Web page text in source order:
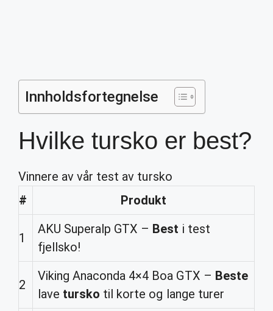
Innholdsfortegnelse
Hvilke tursko er best?
Vinnere av vår test av tursko
#
Produkt
1
AKU Superalp GTX – Best i test
fjellsko!
2
Viking Anaconda 4×4 Boa GTX – Beste
lave tursko til korte og lange turer